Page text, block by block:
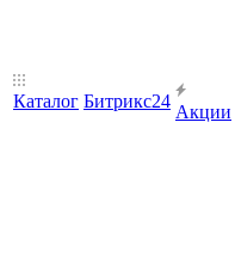
Каталог Битрикс24
Акции